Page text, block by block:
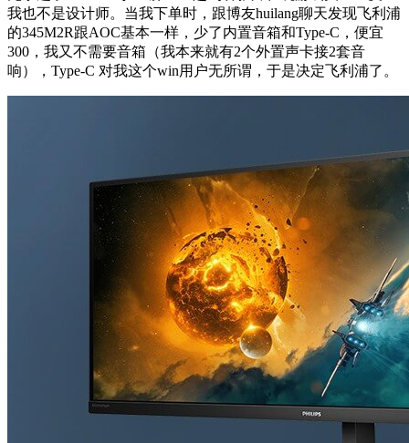
我也不是设计师。当我下单时，跟博友huilang聊天发现飞利浦
的345M2R跟AOC基本一样，少了内置音箱和Type-C，便宜
300，我又不需要音箱（我本来就有2个外置声卡接2套音
响），Type-C 对我这个win用户无所谓，于是决定飞利浦了。